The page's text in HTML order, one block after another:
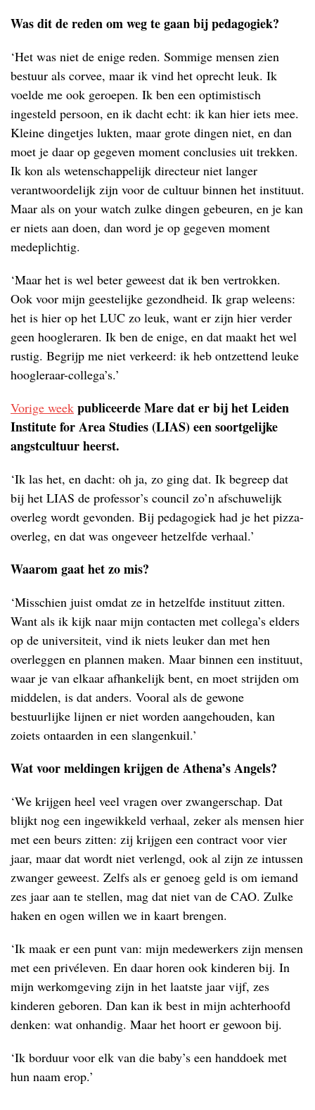
Was dit de reden om weg te gaan bij pedagogiek?
‘Het was niet de enige reden. Sommige mensen zien
bestuur als corvee, maar ik vind het oprecht leuk. Ik
voelde me ook geroepen. Ik ben een optimistisch
ingesteld persoon, en ik dacht echt: ik kan hier iets mee.
Kleine dingetjes lukten, maar grote dingen niet, en dan
moet je daar op gegeven moment conclusies uit trekken.
Ik kon als wetenschappelijk directeur niet langer
verantwoordelijk zijn voor de cultuur binnen het instituut.
Maar als on your watch zulke dingen gebeuren, en je kan
er niets aan doen, dan word je op gegeven moment
medeplichtig.
‘Maar het is wel beter geweest dat ik ben vertrokken.
Ook voor mijn geestelijke gezondheid. Ik grap weleens:
het is hier op het LUC zo leuk, want er zijn hier verder
geen hoogleraren. Ik ben de enige, en dat maakt het wel
rustig. Begrijp me niet verkeerd: ik heb ontzettend leuke
hoogleraar-collega’s.’
Vorige week publiceerde Mare dat er bij het Leiden
Institute for Area Studies (LIAS) een soortgelijke
angstcultuur heerst.
‘Ik las het, en dacht: oh ja, zo ging dat. Ik begreep dat
bij het LIAS de professor’s council zo’n afschuwelijk
overleg wordt gevonden. Bij pedagogiek had je het pizza-
overleg, en dat was ongeveer hetzelfde verhaal.’
Waarom gaat het zo mis?
‘Misschien juist omdat ze in hetzelfde instituut zitten.
Want als ik kijk naar mijn contacten met collega’s elders
op de universiteit, vind ik niets leuker dan met hen
overleggen en plannen maken. Maar binnen een instituut,
waar je van elkaar afhankelijk bent, en moet strijden om
middelen, is dat anders. Vooral als de gewone
bestuurlijke lijnen er niet worden aangehouden, kan
zoiets ontaarden in een slangenkuil.’
Wat voor meldingen krijgen de Athena’s Angels?
‘We krijgen heel veel vragen over zwangerschap. Dat
blijkt nog een ingewikkeld verhaal, zeker als mensen hier
met een beurs zitten: zij krijgen een contract voor vier
jaar, maar dat wordt niet verlengd, ook al zijn ze intussen
zwanger geweest. Zelfs als er genoeg geld is om iemand
zes jaar aan te stellen, mag dat niet van de CAO. Zulke
haken en ogen willen we in kaart brengen.
‘Ik maak er een punt van: mijn medewerkers zijn mensen
met een privéleven. En daar horen ook kinderen bij. In
mijn werkomgeving zijn in het laatste jaar vijf, zes
kinderen geboren. Dan kan ik best in mijn achterhoofd
denken: wat onhandig. Maar het hoort er gewoon bij.
‘Ik borduur voor elk van die baby’s een handdoek met
hun naam erop.’